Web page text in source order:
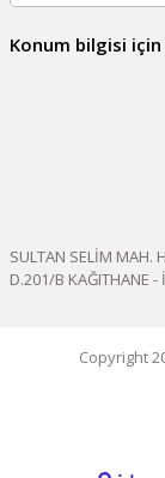
Konum bilgisi için
SULTAN SELİM MAH.
D.201/B KAĞITHANE -
Copyright